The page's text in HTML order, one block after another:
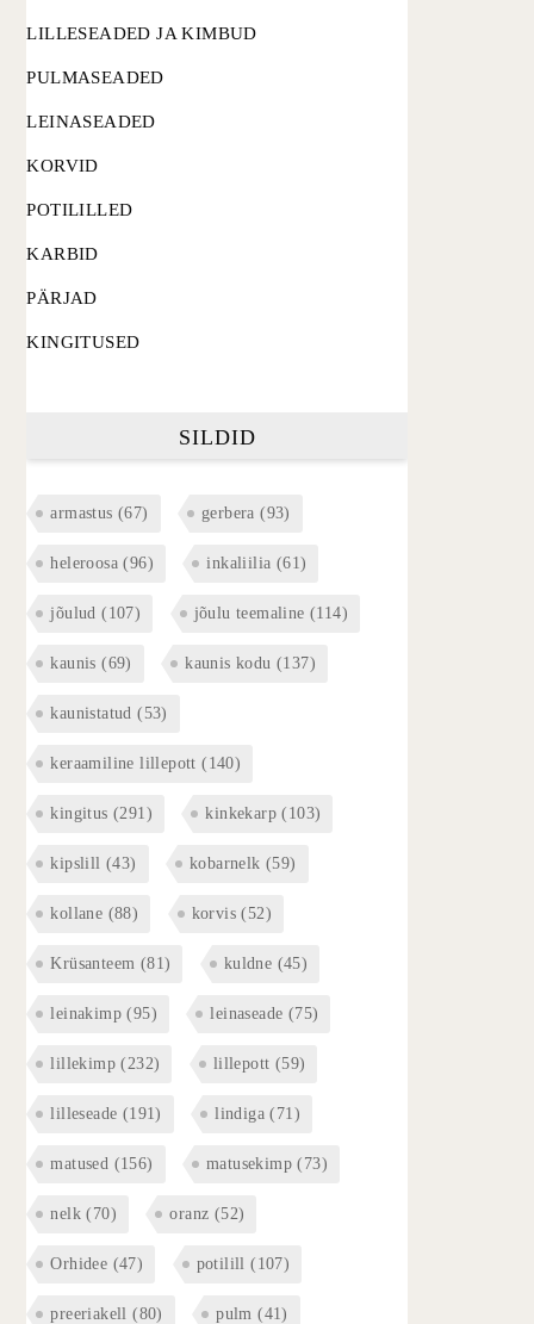
LILLESEADED JA KIMBUD
PULMASEADED
LEINASEADED
KORVID
POTILILLED
KARBID
PÄRJAD
KINGITUSED
SILDID
armastus (67) gerbera (93)
heleroosa (96) inkaliilia (61)
jõulud (107) jõulu teemaline (114)
kaunis (69) kaunis kodu (137)
kaunistatud (53)
keraamiline lillepott (140)
kingitus (291) kinkekarp (103)
kipslill (43) kobarnelk (59)
kollane (88) korvis (52)
Krüsanteem (81) kuldne (45)
leinakimp (95) leinaseade (75)
lillekimp (232) lillepott (59)
lilleseade (191) lindiga (71)
matused (156) matusekimp (73)
nelk (70) oranz (52)
Orhidee (47) potilill (107)
preeriakell (80) pulm (41)